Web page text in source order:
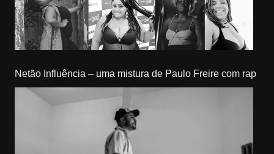
Netão Influência – uma mistura de Paulo Freire com rap